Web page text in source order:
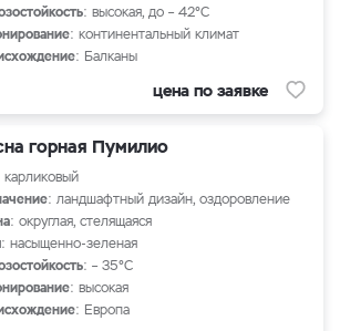
: высокая, до – 42°С
: континентальный климат
: Балканы
цена по заявке
горная Пумилио
карликовый
: ландшафтный дизайн, оздоровление
: округлая, стелящаяся
: насыщенно-зеленая
: – 35°С
: высокая
: Европа